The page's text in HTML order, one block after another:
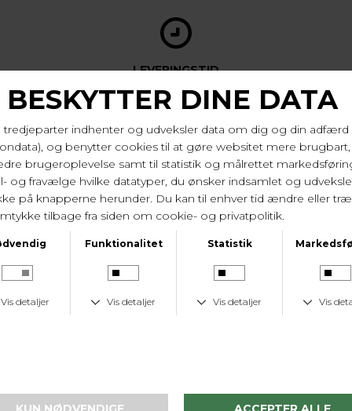
LEVERINGSTID
1-2 hverdage
KUNDESERVICE
Tlf. 24 59 87 63
Fast lav fragtpris på 19 kr.